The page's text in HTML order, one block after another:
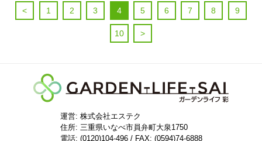
< 1 2 3 4 5 6 7 8 9
10 >
運営: 株式会社エステク
住所: 三重県いなべ市員弁町大泉1750
電話: (0120)104-496 / FAX: (0594)74-6888